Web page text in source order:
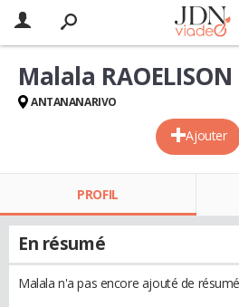
Ajouter
Malala RAOELISON
ANTANANARIVO
PROFIL
En résumé
Malala n'a pas encore ajouté de